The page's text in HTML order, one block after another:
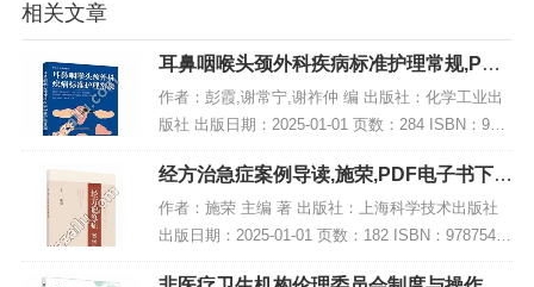
相关文章
耳鼻咽喉头颈外科疾病标准护理常规,PDF
电子书下载
作者：彭霞,谢常宁,谢祚仲 编 出版社：化学工业出
版社 出版日期：2025-01-01 页数：284 ISBN：978
7122463180 电子书大小：244MB [高清扫描版PDF
格式]...
经方治急症案例导读,施荣,PDF电子书下
载,网盘资源
作者：施荣 主编 著 出版社：上海科学技术出版社
出版日期：2025-01-01 页数：182 ISBN：97875478
50435 电子书大小：249MB [高清扫描版PDF格式]